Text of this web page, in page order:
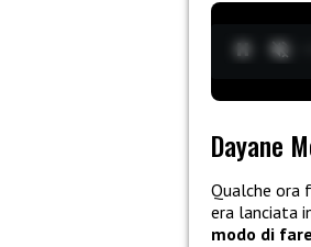
Dayane
Qualche ora
era lanciata
modo di